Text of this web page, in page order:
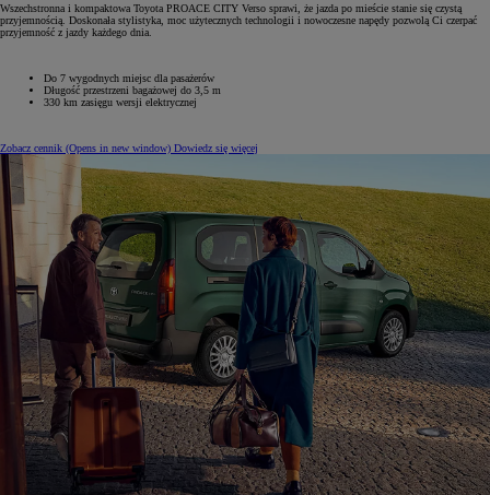
Wszechstronna i kompaktowa Toyota PROACE CITY Verso sprawi, że jazda po mieście stanie się czystą
przyjemnością. Doskonała stylistyka, moc użytecznych technologii i nowoczesne napędy pozwolą Ci czerpać
przyjemność z jazdy każdego dnia.
Do 7 wygodnych miejsc dla pasażerów
Długość przestrzeni bagażowej do 3,5 m
330 km zasięgu wersji elektrycznej
Zobacz cennik (Opens in new window) Dowiedz się więcej